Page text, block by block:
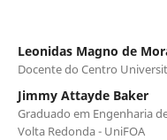
Leonidas Magno de
Docente do Centro
Jimmy Attayde Baker
Graduado em Engenharia
Volta Redonda - UniFOA